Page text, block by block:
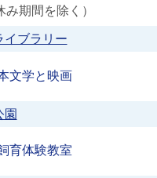
期間を除く）
ブラリー
文学と映画
園
育体験教室